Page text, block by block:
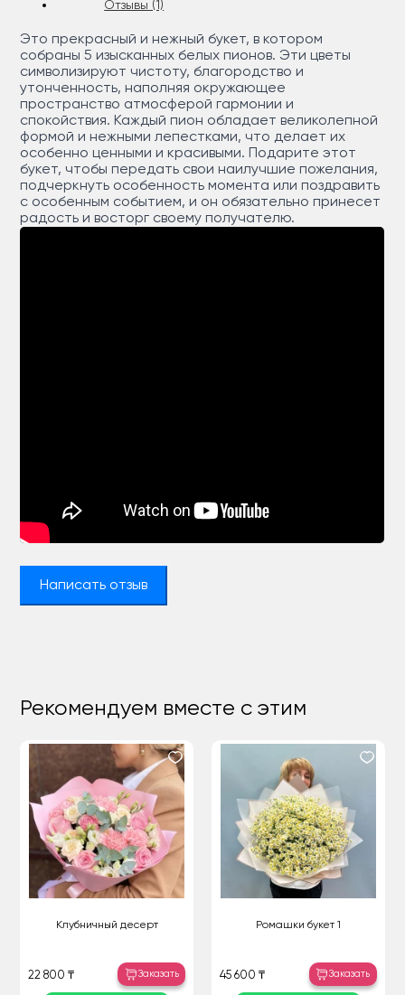
Отзывы (1)
Это прекрасный и нежный букет, в котором
собраны 5 изысканных белых пионов. Эти цветы
символизируют чистоту, благородство и
утонченность, наполняя окружающее
пространство атмосферой гармонии и
спокойствия. Каждый пион обладает великолепной
формой и нежными лепестками, что делает их
особенно ценными и красивыми. Подарите этот
букет, чтобы передать свои наилучшие пожелания,
подчеркнуть особенность момента или поздравить
с особенным событием, и он обязательно принесет
радость и восторг своему получателю.
Написать отзыв
Рекомендуем вместе с этим
Клубничный десерт
22 800 ₸ Заказать
Ромашки букет 1
45 600 ₸ Заказать